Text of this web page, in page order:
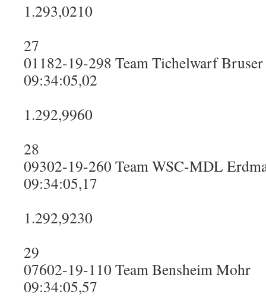
1.293,0210
27
01182-19-298 Team Tichelwarf
09:34:05,02
1.292,9960
28
09302-19-260 Team WSC-MDL
09:34:05,17
1.292,9230
29
07602-19-110 Team Bensheim Mohr
09:34:05,57